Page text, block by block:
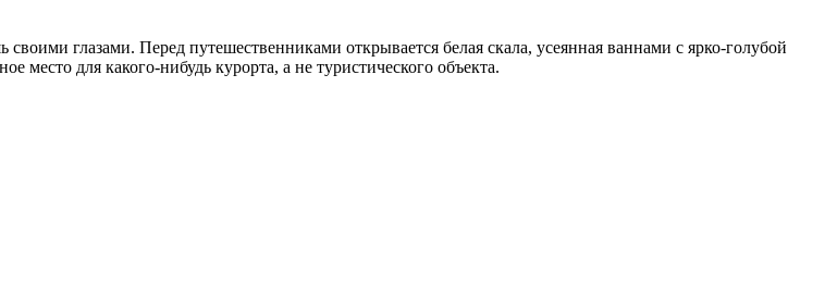
глазами. Перед путешественниками открывается белая скала, усеянная ваннами с ярко-голубой
место для какого-нибудь курорта, а не туристического объекта.